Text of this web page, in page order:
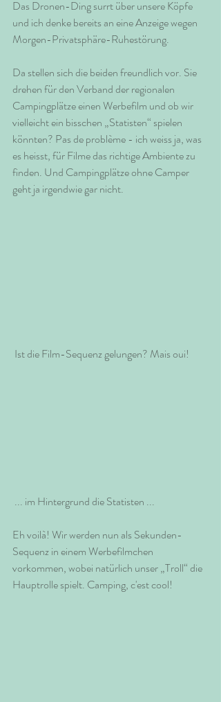
Das Dronen-Ding surrt über unsere Köpfe
und ich denke bereits an eine Anzeige wegen
Morgen-Privatsphäre-Ruhestörung.
Da stellen sich die beiden freundlich vor. Sie
drehen für den Verband der regionalen
Campingplätze einen Werbefilm und ob wir
vielleicht ein bisschen „Statisten“ spielen
könnten? Pas de problème - ich weiss ja, was
es heisst, für Filme das richtige Ambiente zu
finden. Und Campingplätze ohne Camper
geht ja irgendwie gar nicht.
Ist die Film-Sequenz gelungen? Mais oui!
... im Hintergrund die Statisten ...
Eh voilà! Wir werden nun als Sekunden-
Sequenz in einem Werbefilmchen
vorkommen, wobei natürlich unser „Troll“ die
Hauptrolle spielt. Camping, c'est cool!